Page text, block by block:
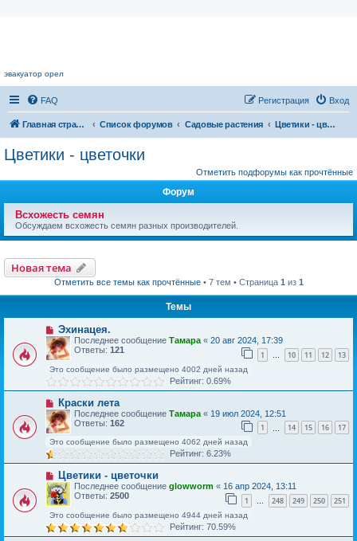
эвакуатор орел
FAQ Вход
Регистрация
Главная страница Список форумов Садовые растения Цветики - цветочки
Цветики - цветочки
Отметить подфорумы как прочтённые
Форум
Всхожесть семян
Обсуждаем всхожесть семян разных производителей.
Новая тема
Отметить все темы как прочтённые• 7 тем • Страница 1 из 1
Темы
Эхинацея.
Последнее сообщение Тамара « 20 авг 2024, 17:39
Ответы: 121 1 … 10 11 12 13
Это сообщение было размещено 4002 дней назад
Рейтинг: 0.69%
Краски лета
Последнее сообщение Тамара « 19 июл 2024, 12:51
Ответы: 162 1 14 15 16 17
Это сообщение было размещено 4062 дней назад
Рейтинг: 6.23%
Цветики - цветочки
Последнее сообщение glowworm « 16 апр 2024, 13:11
Ответы: 2500 1 … 248 249 250 251
Это сообщение было размещено 4944 дней назад
Рейтинг: 70.59%